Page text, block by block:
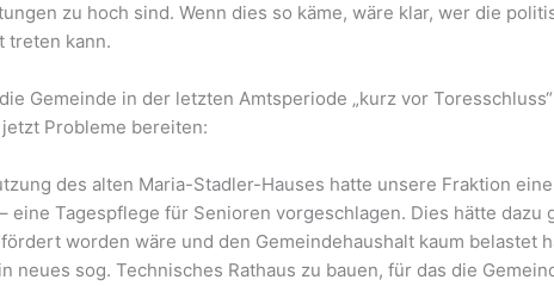
zu hoch sind. Wenn dies so käme, wäre klar, wer die
treten kann.
Gemeinde in der letzten Amtsperiode „kurz vor
Probleme bereiten:
des alten Maria-Stadler-Hauses hatte unsere Fraktion
eine Tagespflege für Senioren vorgeschlagen. Dies hätte
worden wäre und den Gemeindehaushalt kaum belastet
neues sog. Technisches Rathaus zu bauen, für das die